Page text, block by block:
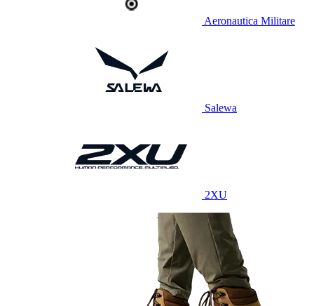
Aeronautica Militare
Salewa
2XU